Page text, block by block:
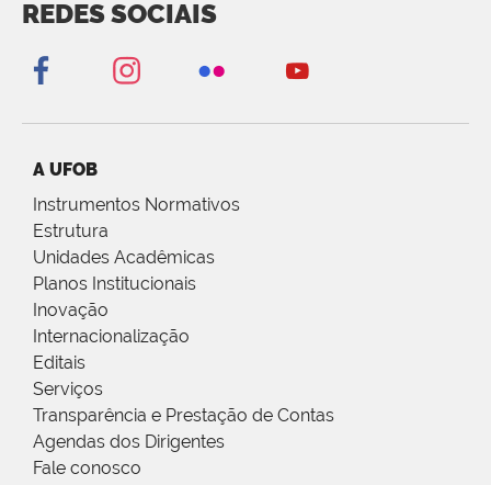
REDES SOCIAIS
A UFOB
Instrumentos Normativos
Estrutura
Unidades Acadêmicas
Planos Institucionais
Inovação
Internacionalização
Editais
Serviços
Transparência e Prestação de Contas
Agendas dos Dirigentes
Fale conosco